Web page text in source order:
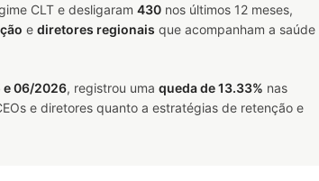
CLT e desligaram 430 nos últimos 12 meses,
e diretores regionais que acompanham a saúde
e 06/2026, registrou uma queda de 13.33% nas
e diretores quanto a estratégias de retenção e